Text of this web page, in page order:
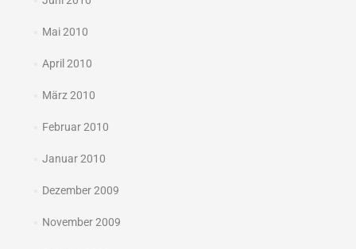
Mai 2010
April 2010
März 2010
Februar 2010
Januar 2010
Dezember 2009
November 2009